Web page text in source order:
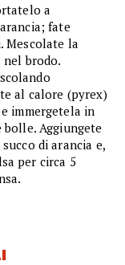
a
fate
Mescolate la
nel brodo.
al calore (pyrex)
immergetela in
Aggiungete
di arancia e,
per circa 5